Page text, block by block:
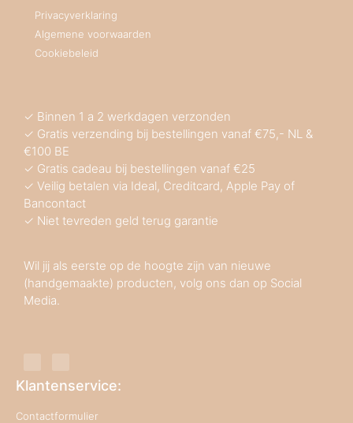
Privacyverklaring
Algemene voorwaarden
Cookiebeleid
✓ Binnen 1 a 2 werkdagen verzonden
✓ Gratis verzending bij bestellingen vanaf €75,- NL &
€100 BE
✓ Gratis cadeau bij bestellingen vanaf €25
✓ Veilig betalen via Ideal, Creditcard, Apple Pay of
Bancontact
✓ Niet tevreden geld terug garantie
Wil jij als eerste op de hoogte zijn van nieuwe
(handgemaakte) producten, volg ons dan op Social
Media.
Klantenservice:
Contactformulier